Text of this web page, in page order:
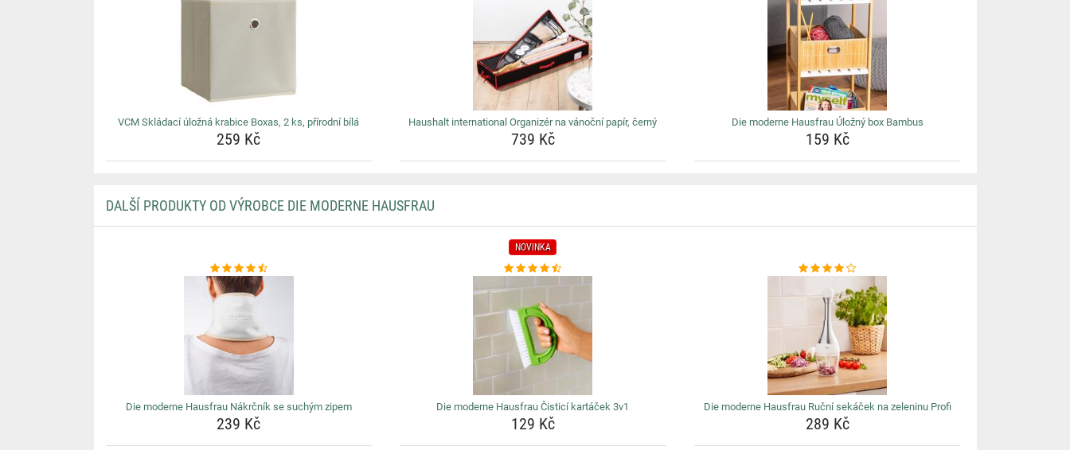
VCM Skládací úložná krabice Boxas, 2 ks, přírodní bílá
259 Kč
Haushalt international Organizér na vánoční papír, černý
739 Kč
Die moderne Hausfrau Úložný box Bambus
159 Kč
DALŠÍ PRODUKTY OD VÝROBCE DIE MODERNE HAUSFRAU
Die moderne Hausfrau Nákrčník se suchým zipem
239 Kč
NOVINKA
Die moderne Hausfrau Čisticí kartáček 3v1
129 Kč
Die moderne Hausfrau Ruční sekáček na zeleninu Profi
289 Kč